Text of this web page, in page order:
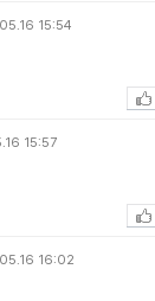
15:54
15:57
16:02